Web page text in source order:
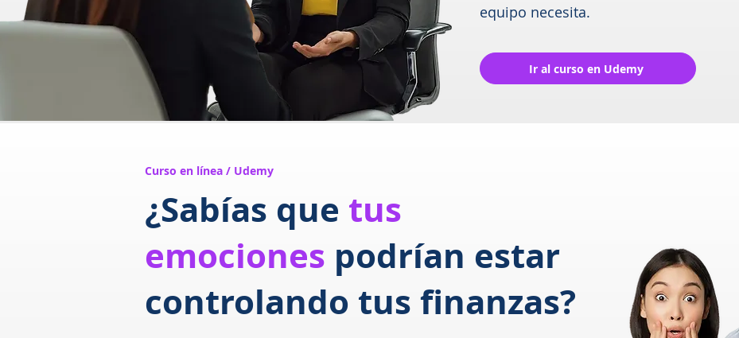
equipo necesita.
Ir al curso en Udemy
Curso en línea / Udemy
¿Sabías que tus
emociones podrían estar
controlando tus finanzas?